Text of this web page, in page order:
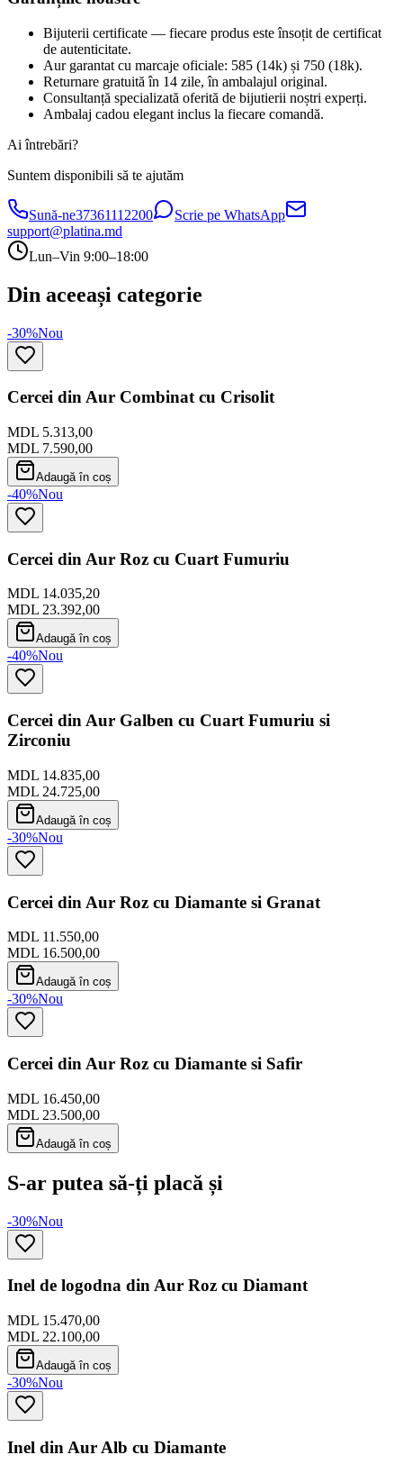
Bijuterii certificate — fiecare produs este însoțit de certificat
de autenticitate.
Aur garantat cu marcaje oficiale: 585 (14k) și 750 (18k).
Returnare gratuită în 14 zile, în ambalajul original.
Consultanță specializată oferită de bijutierii noștri experți.
Ambalaj cadou elegant inclus la fiecare comandă.
Ai întrebări?
Suntem disponibili să te ajutăm
Sună-ne37361112200
Scrie pe WhatsApp
support@platina.md
Lun–Vin 9:00–18:00
Din aceeași categorie
-30%Nou
Cercei din Aur Combinat cu Crisolit
MDL 5.313,00
MDL 7.590,00
Adaugă în coș
-40%Nou
Cercei din Aur Roz cu Cuart Fumuriu
MDL 14.035,20
MDL 23.392,00
Adaugă în coș
-40%Nou
Cercei din Aur Galben cu Cuart Fumuriu si
Zirconiu
MDL 14.835,00
MDL 24.725,00
Adaugă în coș
-30%Nou
Cercei din Aur Roz cu Diamante si Granat
MDL 11.550,00
MDL 16.500,00
Adaugă în coș
-30%Nou
Cercei din Aur Roz cu Diamante si Safir
MDL 16.450,00
MDL 23.500,00
Adaugă în coș
S-ar putea să-ți placă și
-30%Nou
Inel de logodna din Aur Roz cu Diamant
MDL 15.470,00
MDL 22.100,00
Adaugă în coș
-30%Nou
Inel din Aur Alb cu Diamante